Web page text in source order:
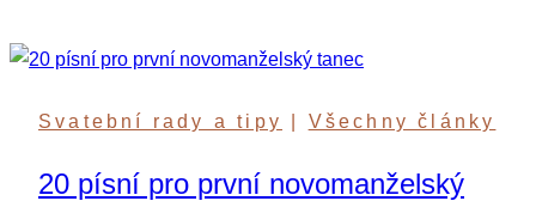
sociální
na
Svatební rady a tipy Všechny články
20 písní pro první novomanželský